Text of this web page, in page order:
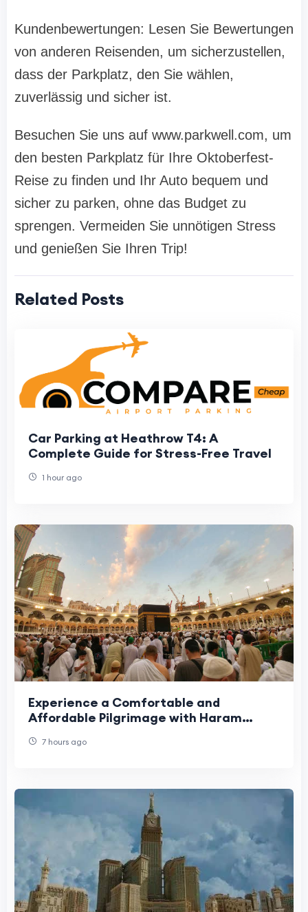
Kundenbewertungen: Lesen Sie Bewertungen
von anderen Reisenden, um sicherzustellen,
dass der Parkplatz, den Sie wählen,
zuverlässig und sicher ist.
Besuchen Sie uns auf www.parkwell.com, um
den besten Parkplatz für Ihre Oktoberfest-
Reise zu finden und Ihr Auto bequem und
sicher zu parken, ohne das Budget zu
sprengen. Vermeiden Sie unnötigen Stress
und genießen Sie Ihren Trip!
Related Posts
Car Parking at Heathrow T4: A
Complete Guide for Stress-Free Travel
1 hour ago
Experience a Comfortable and
Affordable Pilgrimage with Haram
7 hours ago